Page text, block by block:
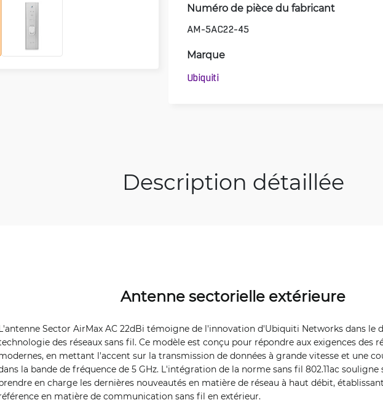
Numéro de pièce du fabricant
AM-5AC22-45
Marque
Ubiquiti
Description détaillée
Antenne sectorielle extérieure
Sector AirMax AC 22dBi témoigne de l'innovation d'Ubiquiti Networks dans le
des réseaux sans fil. Ce modèle est conçu pour répondre aux exigences des
en mettant l'accent sur la transmission de données à grande vitesse et une
la bande de fréquence de 5 GHz. L'intégration de la norme sans fil 802.11ac souligne
en charge les dernières nouveautés en matière de réseau à haut débit,
en matière de communication sans fil en extérieur.